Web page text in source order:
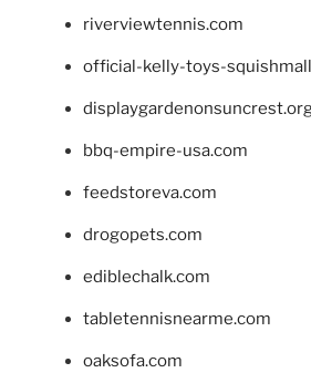
riverviewtennis.com
official-kelly-toys-
bbq-empire-usa.com
feedstoreva.com
drogopets.com
ediblechalk.com
tabletennisnearme.com
oaksofa.com